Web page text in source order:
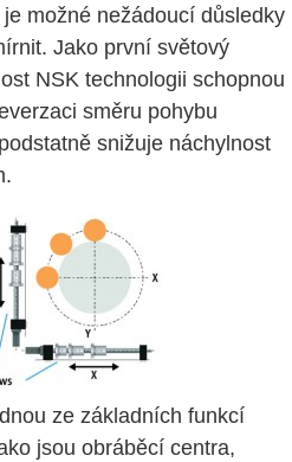
možné nežádoucí důsledky
Jako první světový
NSK technologii schopnou
směru pohybu
snižuje náchylnost
ze základních funkcí
jsou obráběcí centra,